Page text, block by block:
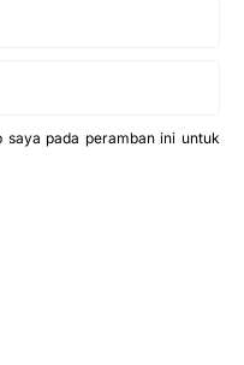
saya pada peramban ini untuk